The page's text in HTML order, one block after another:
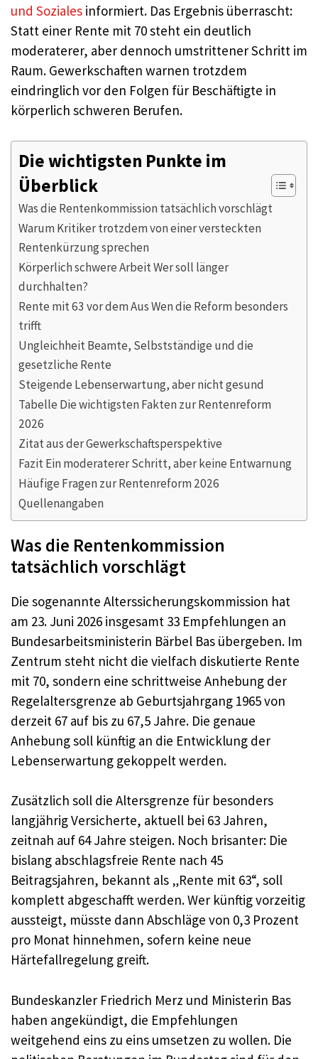
und Soziales informiert. Das Ergebnis überrascht:
Statt einer Rente mit 70 steht ein deutlich
moderaterer, aber dennoch umstrittener Schritt im
Raum. Gewerkschaften warnen trotzdem
eindringlich vor den Folgen für Beschäftigte in
körperlich schweren Berufen.
Die wichtigsten Punkte im
Überblick
Was die Rentenkommission tatsächlich vorschlägt
Warum Kritiker trotzdem von einer versteckten
Rentenkürzung sprechen
Körperlich schwere Arbeit Wer soll länger
durchhalten?
Rente mit 63 vor dem Aus Wen die Reform besonders
trifft
Ungleichheit Beamte, Selbstständige und die
gesetzliche Rente
Steigende Lebenserwartung, aber nicht gesund
Tabelle Die wichtigsten Fakten zur Rentenreform
2026
Zitat aus der Gewerkschaftsperspektive
Fazit Ein moderaterer Schritt, aber keine Entwarnung
Häufige Fragen zur Rentenreform 2026
Quellenangaben
Was die Rentenkommission
tatsächlich vorschlägt
Die sogenannte Alterssicherungskommission hat
am 23. Juni 2026 insgesamt 33 Empfehlungen an
Bundesarbeitsministerin Bärbel Bas übergeben. Im
Zentrum steht nicht die vielfach diskutierte Rente
mit 70, sondern eine schrittweise Anhebung der
Regelaltersgrenze ab Geburtsjahrgang 1965 von
derzeit 67 auf bis zu 67,5 Jahre. Die genaue
Anhebung soll künftig an die Entwicklung der
Lebenserwartung gekoppelt werden.
Zusätzlich soll die Altersgrenze für besonders
langjährig Versicherte, aktuell bei 63 Jahren,
zeitnah auf 64 Jahre steigen. Noch brisanter: Die
bislang abschlagsfreie Rente nach 45
Beitragsjahren, bekannt als „Rente mit 63“, soll
komplett abgeschafft werden. Wer künftig vorzeitig
aussteigt, müsste dann Abschläge von 0,3 Prozent
pro Monat hinnehmen, sofern keine neue
Härtefallregelung greift.
Bundeskanzler Friedrich Merz und Ministerin Bas
haben angekündigt, die Empfehlungen
weitgehend eins zu eins umsetzen zu wollen. Die